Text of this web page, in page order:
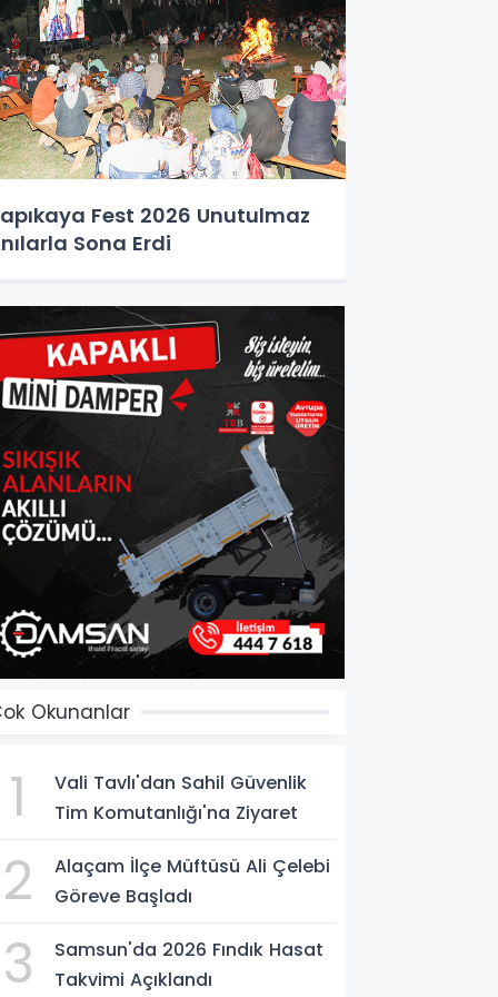
Fest 2026 Unutulmaz
Sona Erdi
Okunanlar
1
Vali Tavlı'dan Sahil Güvenlik
Tim Komutanlığı'na Ziyaret
2
Alaçam İlçe Müftüsü Ali Çelebi
Göreve Başladı
3
Samsun'da 2026 Fındık Hasat
Takvimi Açıklandı